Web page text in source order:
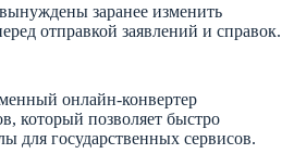
заранее изменить
отправкой заявлений и справок.
онлайн-конвертер
который позволяет быстро
для государственных сервисов.